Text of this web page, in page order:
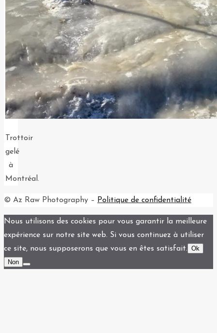
Trottoir
gelé
à
Montréal.
© Az Raw Photography – Politique de confidentialité
Back
to
Top
Nous utilisons des cookies pour vous garantir la meilleure
expérience sur notre site web. Si vous continuez à utiliser
ce site, nous supposerons que vous en êtes satisfait. Ok
Non